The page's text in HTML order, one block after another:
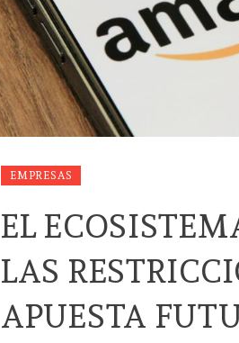
EMPRESAS
EL
LAS
APUESTA